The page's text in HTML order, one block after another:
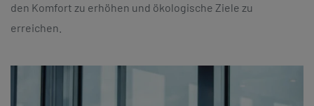
den Komfort zu erhöhen und ökologische Ziele zu
erreichen.